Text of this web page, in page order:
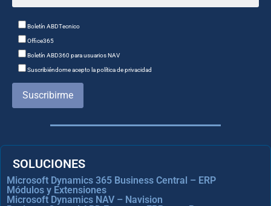
Boletín ABDTecnico
Office365
Boletín ABD360 para usuarios NAV
Suscribiéndome acepto la política de privacidad
Suscribirme
SOLUCIONES
Microsoft Dynamics 365 Business Central – ERP
Módulos y Extensiones
Microsoft Dynamics NAV – Navision